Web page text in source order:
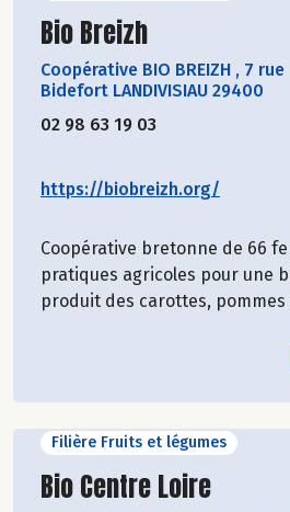
Découvrir le producteur
Bio Breizh
Coopérative BIO BREIZH , 7 rue
Bidefort LANDIVISIAU 29400
02 98 63 19 03
https://biobreizh.org/
Coopérative bretonne de 66
pratiques agricoles pour une
produit des carottes, pommes
Filière Fruits et légumes
Découvrir le producteur
Bio Centre Loire